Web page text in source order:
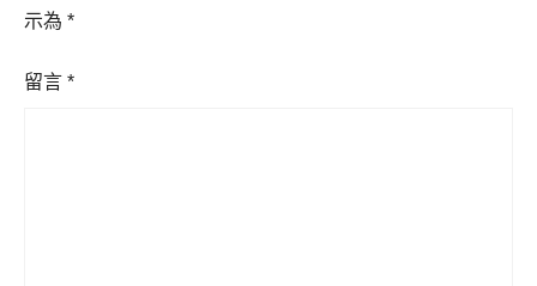
示為 *
留言 *